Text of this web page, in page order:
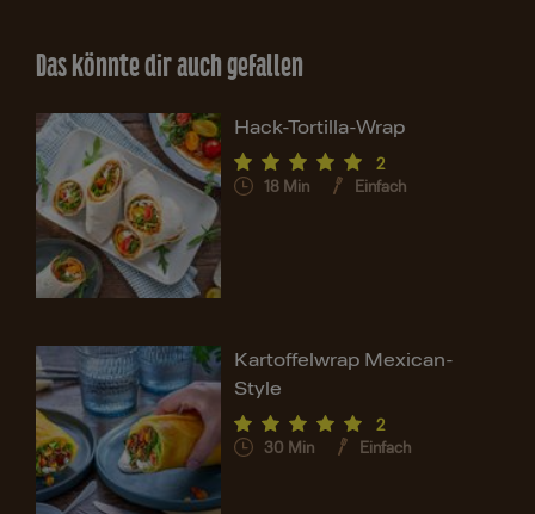
Das könnte dir auch gefallen
Hack-Tortilla-Wrap
2
18 Min Einfach
Kartoffelwrap Mexican-
Style
2
30 Min Einfach